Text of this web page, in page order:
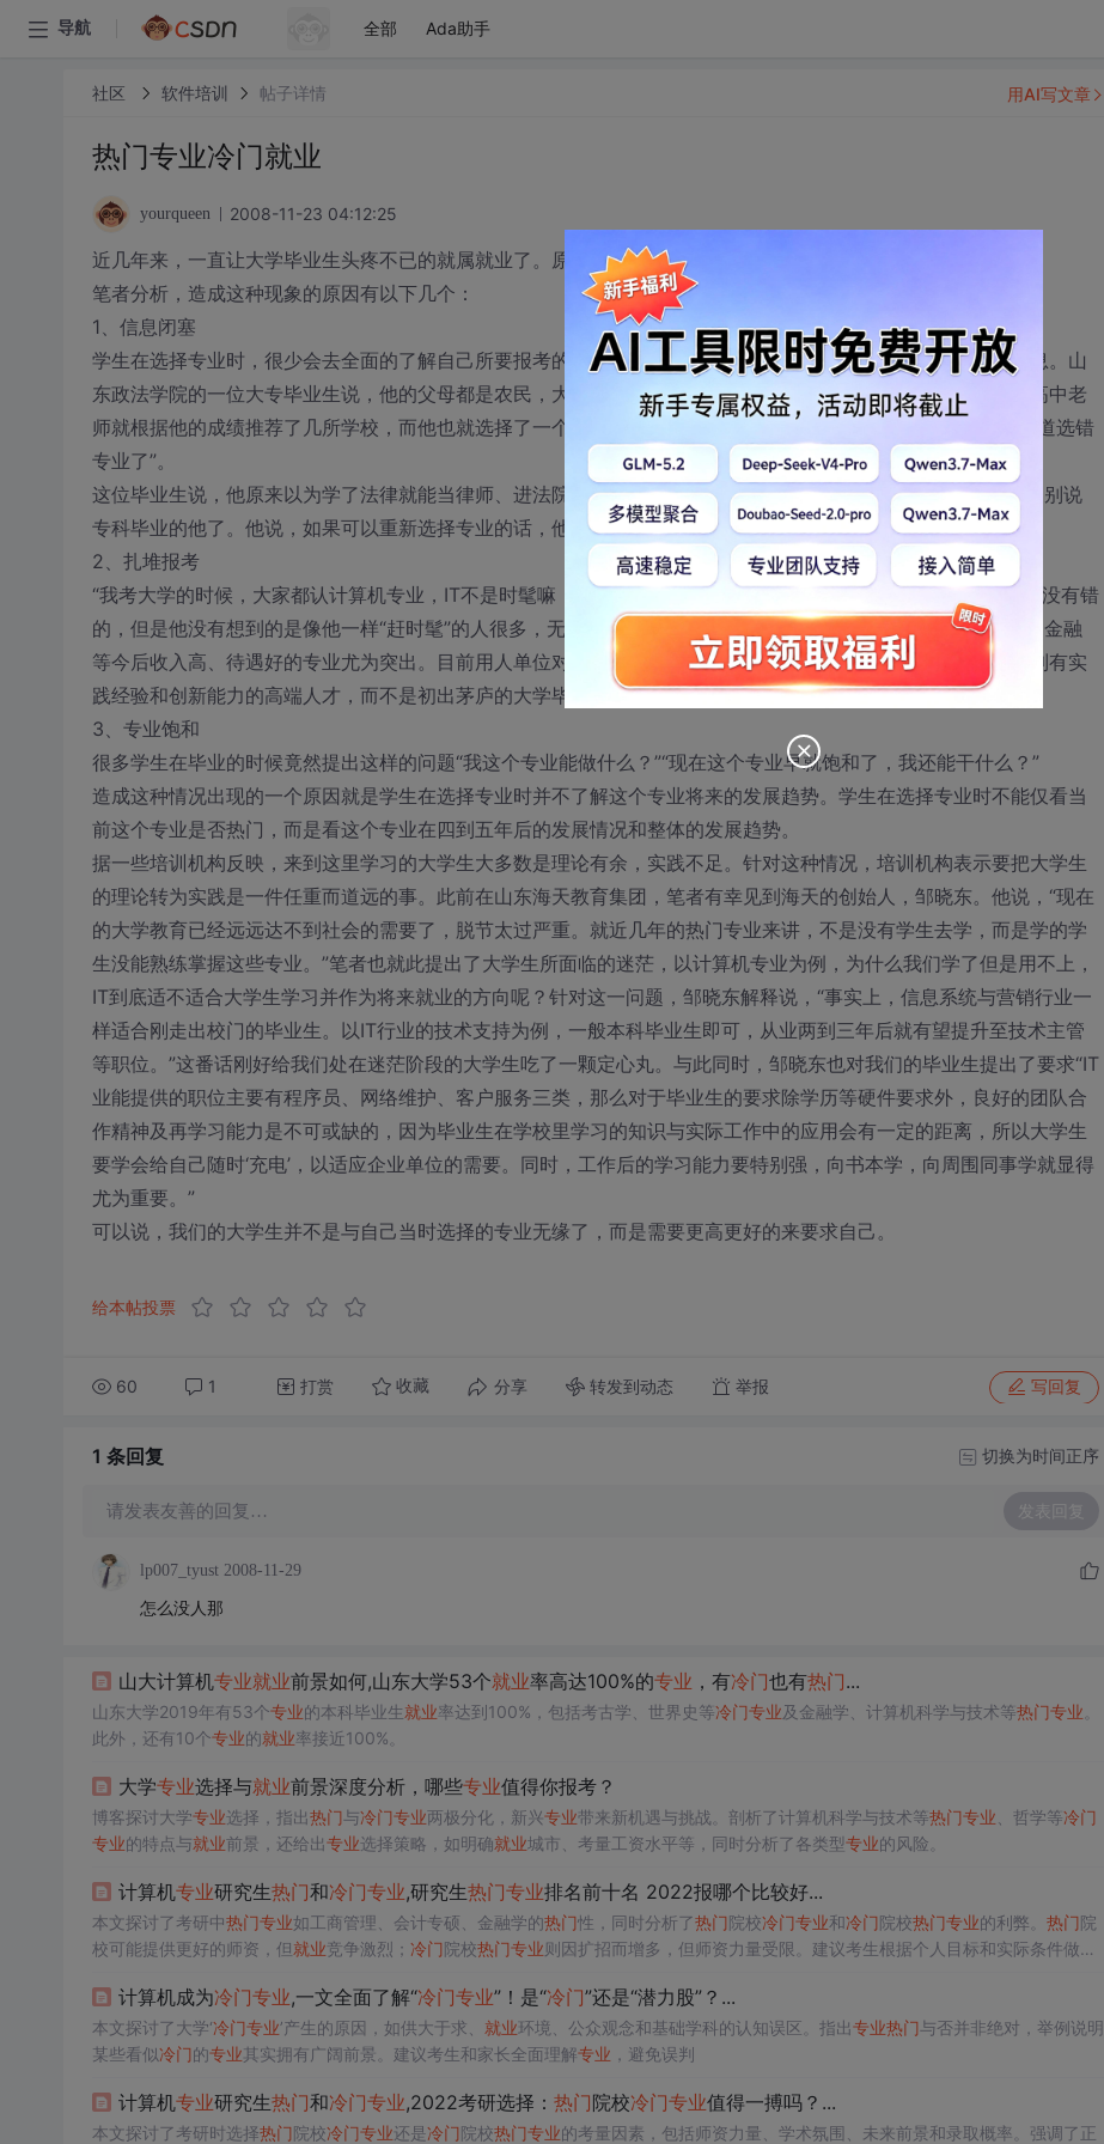
导航 全部 Ada助手
社区 软件培训 帖子详情
热门专业冷门就业
yourqueen 2008-11-23 04:12:25
近几年来，一直让大学毕业生头疼不已的就属就业了。原来上学学到的东西在走上社会的时候居然无用武之地了。
笔者分析，造成这种现象的原因有以下几个：
1、信息闭塞
学生在选择专业时，很少会去全面的了解自己所要报考的专业。无论是在课程上还是发展前景上都缺乏充分的信息。山
东政法学院的一位大专毕业生说，他的父母都是农民，大学还不识几个，更别提考虑什么就业前景了。报考时，高中老
师就根据他的成绩推荐了几所学校，而他也就选择了一个看起来挺体面的法律专业，“我从上第一堂课的时候就知道选错
专业了”。
这位毕业生说，他原来以为学了法律就能当律师、进法院，现在看来这无异于“痴人说梦”，本科生尚难找工作，更别说
专科毕业的他了。他说，如果可以重新选择专业的话，他一定从实际出发，选择一个更利于就业的技术类专业。
2、扎堆报考
“我考大学的时候，大家都认计算机专业，IT不是时髦嘛，收入高，层次高，我就跟着报了。”其实选择这个专业是没有错
的，但是他没有想到的是像他一样“赶时髦”的人很多，无形中竞争压力就加大了。这种扎堆问题在计算机、新闻、金融
等今后收入高、待遇好的专业尤为突出。目前用人单位对这一类专业的人才需求依旧很大，但他们更希望能招聘到有实
践经验和创新能力的高端人才，而不是初出茅庐的大学毕业生。这就需要学生能将理论转为实践。
3、专业饱和
很多学生在毕业的时候竟然提出这样的问题“我这个专业能做什么？”“现在这个专业早就饱和了，我还能干什么？”
造成这种情况出现的一个原因就是学生在选择专业时并不了解这个专业将来的发展趋势。学生在选择专业时不能仅看当
前这个专业是否热门，而是看这个专业在四到五年后的发展情况和整体的发展趋势。
据一些培训机构反映，来到这里学习的大学生大多数是理论有余，实践不足。针对这种情况，培训机构表示要把大学生
的理论转为实践是一件任重而道远的事。此前在山东海天教育集团，笔者有幸见到海天的创始人，邹晓东。他说，“现在
的大学教育已经远远达不到社会的需要了，脱节太过严重。就近几年的热门专业来讲，不是没有学生去学，而是学的学
生没能熟练掌握这些专业。”笔者也就此提出了大学生所面临的迷茫，以计算机专业为例，为什么我们学了但是用不上，
IT到底适不适合大学生学习并作为将来就业的方向呢？针对这一问题，邹晓东解释说，“事实上，信息系统与营销行业一
样适合刚走出校门的毕业生。以IT行业的技术支持为例，一般本科毕业生即可，从业两到三年后就有望提升至技术主管
等职位。”这番话刚好给我们处在迷茫阶段的大学生吃了一颗定心丸。与此同时，邹晓东也对我们的毕业生提出了要求“IT
业能提供的职位主要有程序员、网络维护、客户服务三类，那么对于毕业生的要求除学历等硬件要求外，良好的团队合
作精神及再学习能力是不可或缺的，因为毕业生在学校里学习的知识与实际工作中的应用会有一定的距离，所以大学生
要学会给自己随时‘充电’，以适应企业单位的需要。同时，工作后的学习能力要特别强，向书本学，向周围同事学就显得
尤为重要。”
可以说，我们的大学生并不是与自己当时选择的专业无缘了，而是需要更高更好的来要求自己。
给本帖投票
60 1 打赏 收藏 分享 转发到动态 举报 写回复
用AI写文章
1 条回复 切换为时间正序
请发表友善的回复… 发表回复
lp007_tyust 2008-11-29
怎么没人那
山大计算机专业就业前景如何,山东大学53个就业率高达100%的专业 ，有冷门也有热门...
山东大学2019年有53个专业的本科毕业生就业率达到100%，包括考古学、世界史等冷门专业及金融学、计算机科学与技术等热门专业
此外，还有10个专业的就业率接近100%。
大学专业选择与就业前景深度分析，哪些专业值得你报考？
博客探讨大学专业选择，指出热门与冷门专业两极分化，新兴专业带来新机遇与挑战。剖析了计算机科学与技术等热门专业 、哲学等冷门
专业的特点与就业前景，还给出专业选择策略，如明确就业城市、考量工资水平等，同时分析了各类型专业的风险。
计算机专业研究生热门和冷门专业,研究生热门专业排名前十名 2022报哪个比较好...
本文探讨了考研中热门专业如工商管理、会计专硕、金融学的热门性，同时分析了热门院校冷门专业和冷门院校热门专业的利弊。 热门院
校可能提供更好的师资，但就业竞争激烈； 冷门院校热门专业则因扩招而增多，但师资力量受限。建议考生根据个人目标和实际条件做决
计算机成为冷门专业,一文全面了解“冷门专业”！是“冷门”还是“潜力股”？...
本文探讨了大学‘冷门专业’产生的原因，如供大于求、 就业环境、公众观念和基础学科的认知误区。指出专业热门与否并非绝对，举例说明
某些看似冷门的专业其实拥有广阔前景。建议考生和家长全面理解专业 ，避免误判
计算机专业研究生热门和冷门专业,2022考研选择： 热门院校冷门专业值得一搏吗？...
本文探讨了考研时选择热门院校冷门专业还是冷门院校热门专业的考量因素，包括师资力量、学术氛围、未来前景和录取概率。强调了正